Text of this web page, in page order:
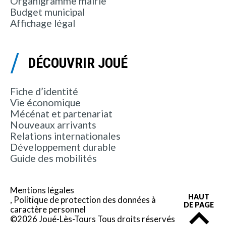
Budget municipal
Affichage légal
DÉCOUVRIR JOUÉ
Fiche d’identité
Vie économique
Mécénat et partenariat
Nouveaux arrivants
Relations internationales
Développement durable
Guide des mobilités
Mentions légales
Politique de protection des données à
caractère personnel
©2026 Joué-Lès-Tours Tous droits réservés
HAUT
DE PAGE